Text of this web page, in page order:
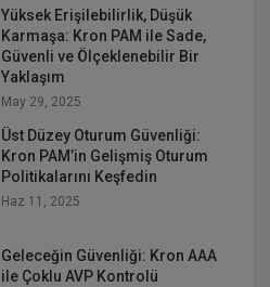
Yüksek Erişilebilirlik, Düşük
Karmaşa: Kron PAM ile Sade,
Güvenli ve Ölçeklenebilir Bir
Yaklaşım
May 29, 2025
Üst Düzey Oturum Güvenliği:
Kron PAM’in Gelişmiş Oturum
Politikalarını Keşfedin
Haz 11, 2025
Geleceğin Güvenliği: Kron AAA
ile Çoklu AVP Kontrolü